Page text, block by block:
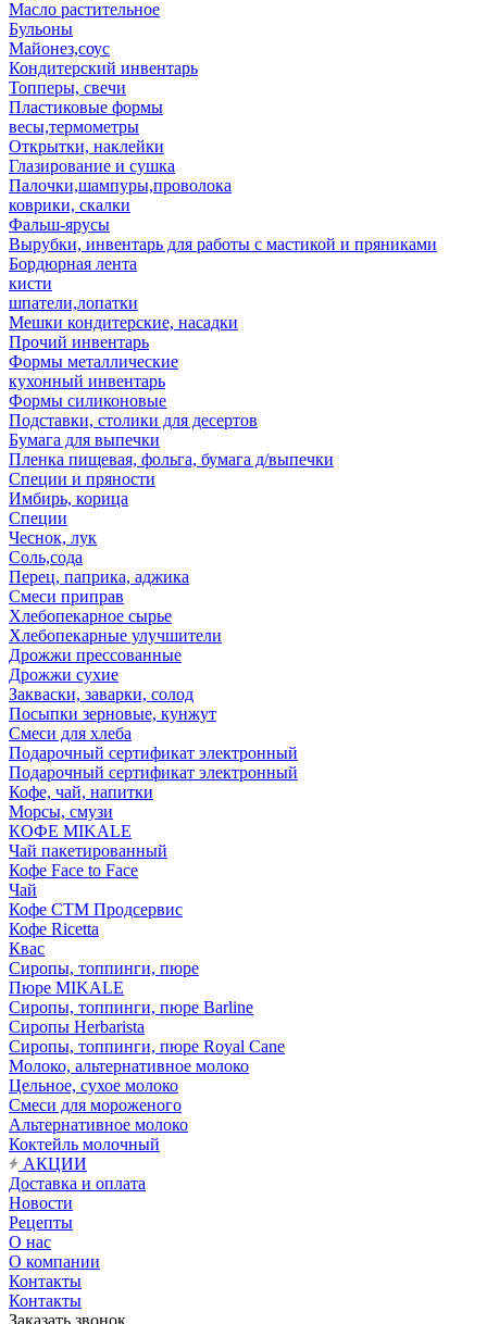
Масло растительное
Бульоны
Майонез,соус
Кондитерский инвентарь
Топперы, свечи
Пластиковые формы
весы,термометры
Открытки, наклейки
Глазирование и сушка
Палочки,шампуры,проволока
коврики, скалки
Фальш-ярусы
Вырубки, инвентарь для работы с мастикой и пряниками
Бордюрная лента
кисти
шпатели,лопатки
Мешки кондитерские, насадки
Прочий инвентарь
Формы металлические
кухонный инвентарь
Формы силиконовые
Подставки, столики для десертов
Бумага для выпечки
Пленка пищевая, фольга, бумага д/выпечки
Специи и пряности
Имбирь, корица
Специи
Чеснок, лук
Соль,сода
Перец, паприка, аджика
Смеси приправ
Хлебопекарное сырье
Хлебопекарные улучшители
Дрожжи прессованные
Дрожжи сухие
Закваски, заварки, солод
Посыпки зерновые, кунжут
Смеси для хлеба
Подарочный сертификат электронный
Подарочный сертификат электронный
Кофе, чай, напитки
Морсы, смузи
КОФЕ MIKALE
Чай пакетированный
Кофе Face to Face
Чай
Кофе СТМ Продсервис
Кофе Ricetta
Квас
Сиропы, топпинги, пюре
Пюре MIKALE
Сиропы, топпинги, пюре Barline
Сиропы Herbarista
Сиропы, топпинги, пюре Royal Cane
Молоко, альтернативное молоко
Цельное, сухое молоко
Смеси для мороженого
Альтернативное молоко
Коктейль молочный
АКЦИИ
Доставка и оплата
Новости
Рецепты
О нас
О компании
Контакты
Контакты
Заказать звонок